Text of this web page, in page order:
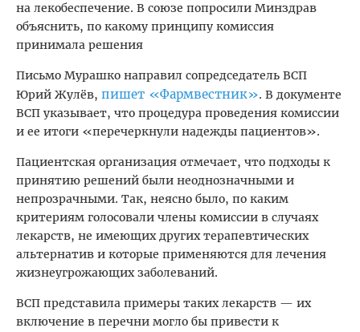
на лекобеспечение. В союзе попросили Минздрав
объяснить, по какому принципу комиссия
принимала решения
Письмо Мурашко направил сопредседатель ВСП
Юрий Жулёв, пишет «Фармвестник». В документе
ВСП указывает, что процедура проведения комиссии
и ее итоги «перечеркнули надежды пациентов».
Пациентская организация отмечает, что подходы к
принятию решений были неоднозначными и
непрозрачными. Так, неясно было, по каким
критериям голосовали члены комиссии в случаях
лекарств, не имеющих других терапевтических
альтернатив и которые применяются для лечения
жизнеугрожающих заболеваний.
ВСП представила примеры таких лекарств — их
включение в перечни могло бы привести к